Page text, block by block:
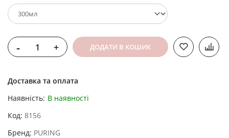
- + ДОДАТИ В КОШИК
Доставка та оплата
Наявність: В наявності
Код 8156
Бренд PURING